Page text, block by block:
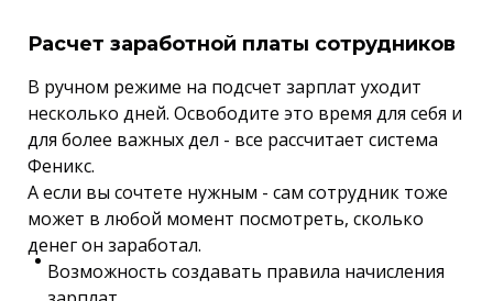
Расчет заработной платы сотрудников
В ручном режиме на подсчет зарплат уходит
несколько дней. Освободите это время для себя и
для более важных дел - все рассчитает система
Феникс.
А если вы сочтете нужным - сам сотрудник тоже
может в любой момент посмотреть, сколько
денег он заработал.
Возможность создавать правила начисления